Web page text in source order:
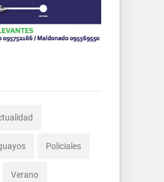
Policiales
Verano